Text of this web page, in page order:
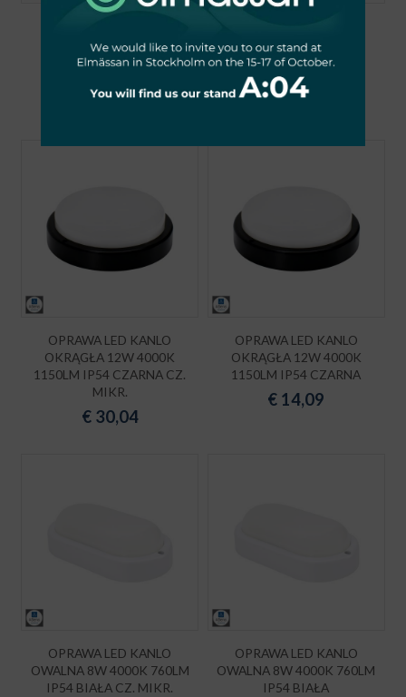
OKRĄGŁA 12W 4000K
1150LM IP54 BIAŁA CZ.
€30,04
OKRĄGŁA 12W 4000K
1150LM IP54 BIAŁA
€14,09
OPRAWA LED KANLO
OKRĄGŁA 12W 4000K
1150LM IP54 CZARNA CZ.
MIKR.
€ 30,04
OPRAWA LED KANLO
OKRĄGŁA 12W 4000K
1150LM IP54 CZARNA
€ 14,09
OPRAWA LED KANLO
OWALNA 8W 4000K 760LM
IP54 BIAŁA CZ. MIKR.
OPRAWA LED KANLO
OWALNA 8W 4000K 760LM
IP54 BIAŁA